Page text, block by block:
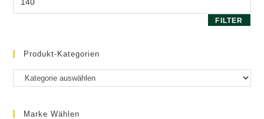
FILTER
Produkt-Kategorien
Marke Wählen